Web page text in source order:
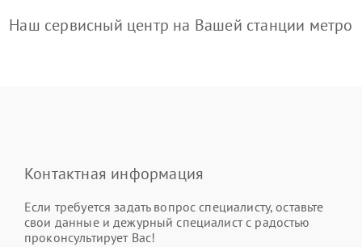
Наш сервисный центр на Вашей станции метро
Контактная информация
Если требуется задать вопрос специалисту, оставьте
свои данные и дежурный специалист с радостью
проконсультирует Вас!